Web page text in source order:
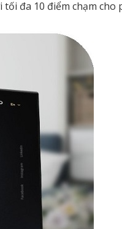
đa 10 điểm chạm cho